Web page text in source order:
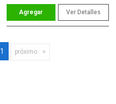
Ver Detalles
1 próximo